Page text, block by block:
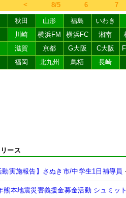
＜ 8/5 6 7
秋田 山形 福島
いわき
川崎 横浜FM 横浜FC 湘南
滋賀 京都 G大阪 C大阪
福岡 北九州 鳥栖 長崎
ース
動実施報告】さぬき市/中学生1日補導員
熊本地震災害義援金募金活動 シュミッ